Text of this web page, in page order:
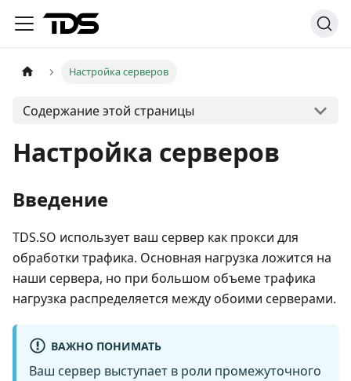
Настройка серверов
Содержание этой страницы
Настройка серверов
Введение
TDS.SO использует ваш сервер как прокси для
обработки трафика. Основная нагрузка ложится на
наши сервера, но при большом объеме трафика
нагрузка распределяется между обоими серверами.
ВАЖНО ПОНИМАТЬ
Ваш сервер выступает в роли промежуточного